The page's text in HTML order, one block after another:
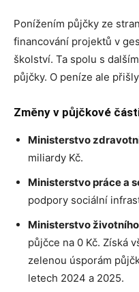
Ponížením půjčky ze
financování projektů v
školství. Ta spolu s
půjčky. O peníze ale
Změny v půjčkové
Ministerstvo
miliardy Kč.
Ministerstvo práce a
podpory sociální
Ministerstvo
půjčce na 0 Kč. Získá
zelenou úsporám
letech 2024 a 2025.